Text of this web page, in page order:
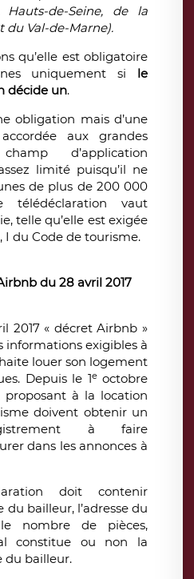
Hauts-de-Seine, de la
du Val-de-Marne).
qu’elle estobligatoire
uniquement si le
décide un.
obligation mais d’une
aux grandes
d’application
limité puisqu’il ne
de plus de 200 000
télédéclaration vaut
telle qu’elle est exigée
I du Code de tourisme.
du 28 avril 2017
2017« décret Airbnb »
informations exigibles à
louer son logement
Depuis le 1eoctobre
proposant à la location
doivent obtenir un
à faire
dans les annonces à
doit contenir
du bailleur, l’adresse du
nombre de pièces,
constitue ou non la
du bailleur.